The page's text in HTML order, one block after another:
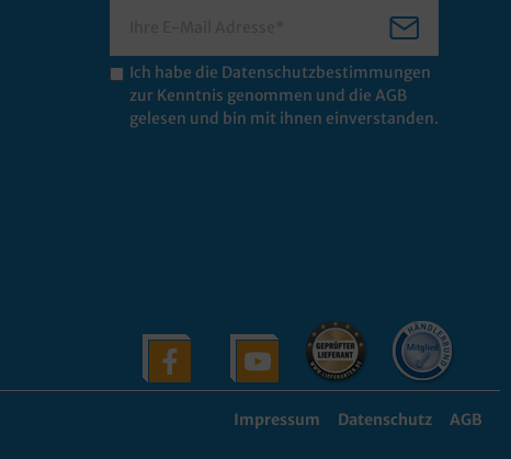
Ich habe die Datenschutzbestimmungen
zur Kenntnis genommen und die AGB
gelesen und bin mit ihnen einverstanden.
Impressum Datenschutz AGB